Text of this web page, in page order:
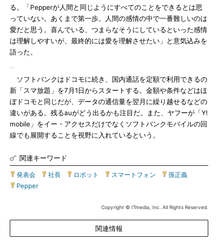
る。「Pepperが人間と同じようにすべてのことをできるとは思
っていない。あくまで第一歩。人間の感情の中で一番難しいのは
愛だと思う。喜んでいる、つまらなそうにしているといった感情
は理解しやすいが、最終的には愛を理解させたい」と意気込みを
語った。
ソフトバンクはドコモに続き、国内通話を定額で利用できるの
新「スマ放題」を7月1日からスタートする。金額や条件などはほ
ぼドコモと同じだが、データの通信量を翌月に繰り越せるなどの
違いがある。残るauがどう出るかも注目だ。また、ヤフーが「Y!
mobile」をイー・アクセスだけでなくソフトバンクモバイルの回
線でも展開することを視野に入れているという。
関連キーワード
発表会 社長 ロボット スマートフォン 孫正義
Pepper
Copyright © ITmedia, Inc. All Rights Reserved.
関連情報